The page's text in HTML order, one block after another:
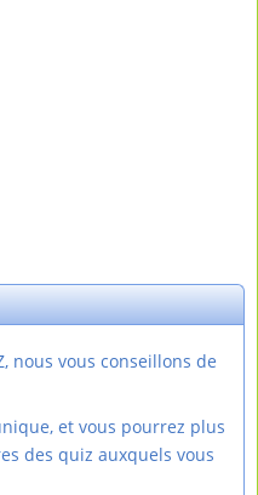
nous vous conseillons de
et vous pourrez plus
des quiz auxquels vous